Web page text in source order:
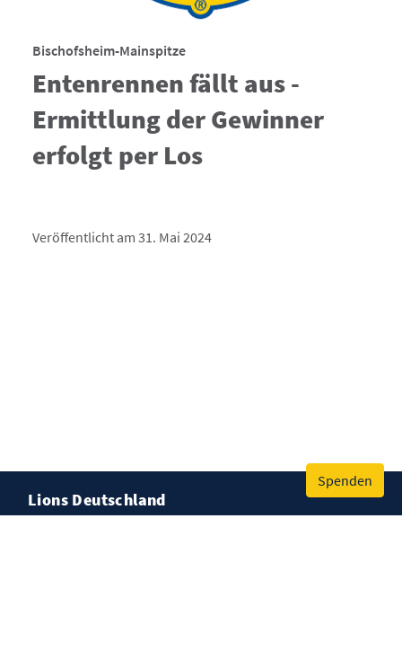
Spenden
Bischofsheim-Mainspitze
Entenrennen fällt aus -
Ermittlung der Gewinner
erfolgt per Los
Veröffentlicht am 31. Mai 2024
Lions Deutschland